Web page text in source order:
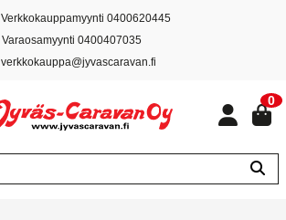
Verkkokauppamyynti 0400620445
Varaosamyynti 0400407035
verkkokauppa@jyvascaravan.fi
0